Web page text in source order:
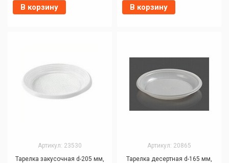
В корзину
В корзину
Артикул: 23530
Тарелка закусочная d-205 мм,
Артикул: 20865
Тарелка десертная d-165 мм,